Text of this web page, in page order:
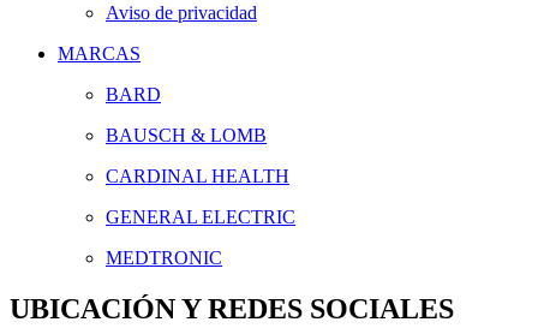
Aviso de privacidad
MARCAS
BARD
BAUSCH & LOMB
CARDINAL HEALTH
GENERAL ELECTRIC
MEDTRONIC
UBICACIÓN Y REDES SOCIALES